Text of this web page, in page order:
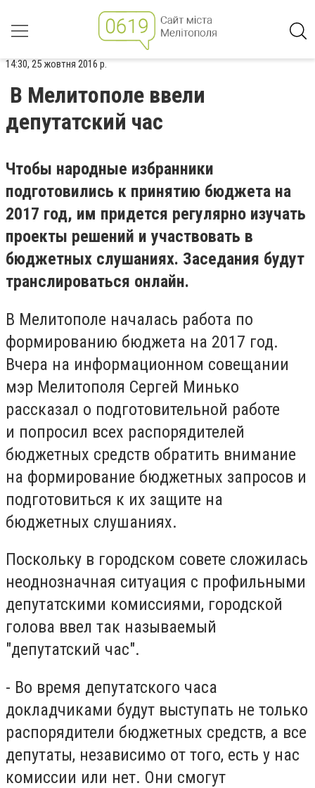
14:30, 25 жовтня 2016 р.
В Мелитополе ввели
депутатский час
Чтобы народные избранники
подготовились к принятию бюджета на
2017 год, им придется регулярно изучать
проекты решений и участвовать в
бюджетных слушаниях. Заседания будут
транслироваться онлайн.
В Мелитополе началась работа по
формированию бюджета на 2017 год.
Вчера на информационном совещании
мэр Мелитополя Сергей Минько
рассказал о подготовительной работе
и попросил всех распорядителей
бюджетных средств обратить внимание
на формирование бюджетных запросов и
подготовиться к их защите на
бюджетных слушаниях.
Поскольку в городском совете сложилась
неоднозначная ситуация с профильными
депутатскими комиссиями, городской
голова ввел так называемый
"депутатский час".
- Во время депутатского часа
докладчиками будут выступать не только
распорядители бюджетных средств, а все
депутаты, независимо от того, есть у нас
комиссии или нет. Они смогут